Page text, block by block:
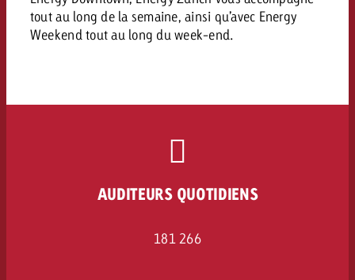
tout au long de la semaine, ainsi qu’avec Energy
Weekend tout au long du week-end.
AUDITEURS QUOTIDIENS
181 266